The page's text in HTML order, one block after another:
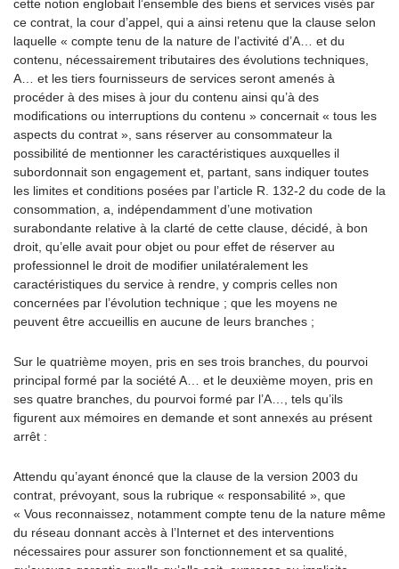
cette notion englobait l’ensemble des biens et services visés par
ce contrat, la cour d’appel, qui a ainsi retenu que la clause selon
laquelle « compte tenu de la nature de l’activité d’A… et du
contenu, nécessairement tributaires des évolutions techniques,
A… et les tiers fournisseurs de services seront amenés à
procéder à des mises à jour du contenu ainsi qu’à des
modifications ou interruptions du contenu » concernait « tous les
aspects du contrat », sans réserver au consommateur la
possibilité de mentionner les caractéristiques auxquelles il
subordonnait son engagement et, partant, sans indiquer toutes
les limites et conditions posées par l’article R. 132-2 du code de la
consommation, a, indépendamment d’une motivation
surabondante relative à la clarté de cette clause, décidé, à bon
droit, qu’elle avait pour objet ou pour effet de réserver au
professionnel le droit de modifier unilatéralement les
caractéristiques du service à rendre, y compris celles non
concernées par l’évolution technique ; que les moyens ne
peuvent être accueillis en aucune de leurs branches ;
Sur le quatrième moyen, pris en ses trois branches, du pourvoi
principal formé par la société A… et le deuxième moyen, pris en
ses quatre branches, du pourvoi formé par l’A…, tels qu’ils
figurent aux mémoires en demande et sont annexés au présent
arrêt :
Attendu qu’ayant énoncé que la clause de la version 2003 du
contrat, prévoyant, sous la rubrique « responsabilité », que
« Vous reconnaissez, notamment compte tenu de la nature même
du réseau donnant accès à l’Internet et des interventions
nécessaires pour assurer son fonctionnement et sa qualité,